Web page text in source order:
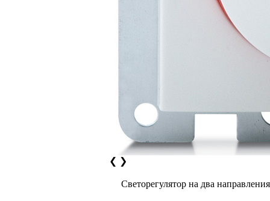
❮ ❯
Светорегулятор на два